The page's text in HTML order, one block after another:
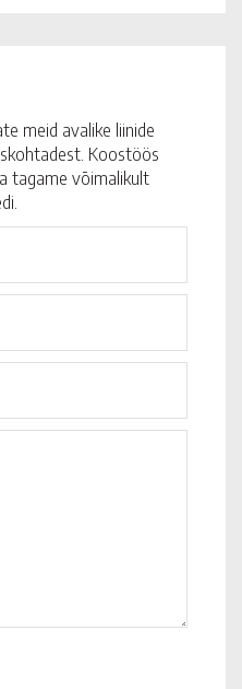
meid avalike liinide
Koostöös
tagame võimalikult